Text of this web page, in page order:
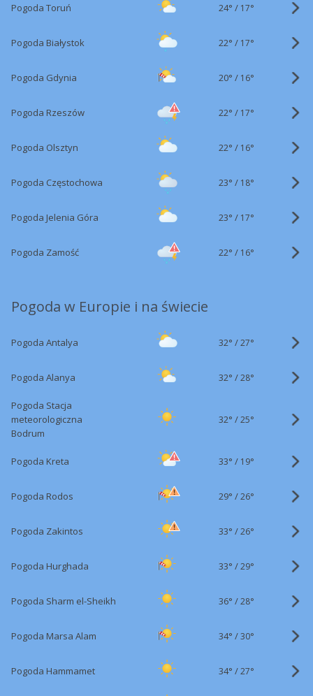
Pogoda Toruń 24° / 17°
Pogoda Białystok 22° / 17°
Pogoda Gdynia 20° / 16°
Pogoda Rzeszów 22° / 17°
Pogoda Olsztyn 22° / 16°
Pogoda Częstochowa 23° / 18°
Pogoda Jelenia Góra 23° / 17°
Pogoda Zamość 22° / 16°
Pogoda w Europie i na świecie
Pogoda Antalya 32° /27°
Pogoda Alanya 32° /28°
Pogoda Stacja
meteorologiczna
Bodrum
32° /25°
Pogoda Kreta 33° / 19°
Pogoda Rodos 29° /26°
Pogoda Zakintos 33° /26°
Pogoda Hurghada 33° /29°
Pogoda Sharm el-Sheikh 36° /28°
Pogoda Marsa Alam 34° /30°
Pogoda Hammamet 34° /27°